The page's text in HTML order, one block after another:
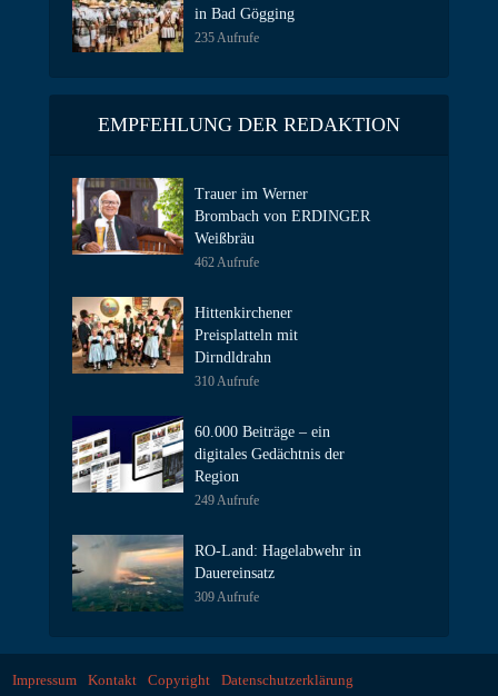
in Bad Gögging
235 Aufrufe
EMPFEHLUNG DER REDAKTION
Trauer im Werner
Brombach von ERDINGER
Weißbräu
462 Aufrufe
Hittenkirchener
Preisplatteln mit
Dirndldrahn
310 Aufrufe
60.000 Beiträge – ein
digitales Gedächtnis der
Region
249 Aufrufe
RO-Land: Hagelabwehr in
Dauereinsatz
309 Aufrufe
Impressum Kontakt Copyright Datenschutzerklärung